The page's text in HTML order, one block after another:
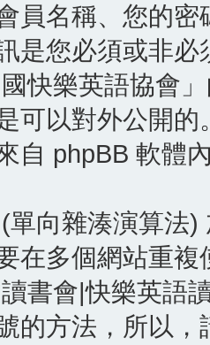
員名稱、您的
是您必須或非
快樂英語協會
可以對外公開
自 phpBB 軟體
單向雜湊演算法
在多個網站重
讀書會|快樂英語
的方法，所以